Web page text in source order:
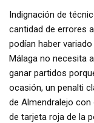
Indignación de
cantidad de errores
podían haber
Málaga no necesita
ganar partidos
ocasión, un penalti
de Almendralejo con
de tarjeta roja de la